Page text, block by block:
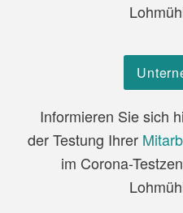
Informieren Sie sich
der Testung Ihrer
im Corona-